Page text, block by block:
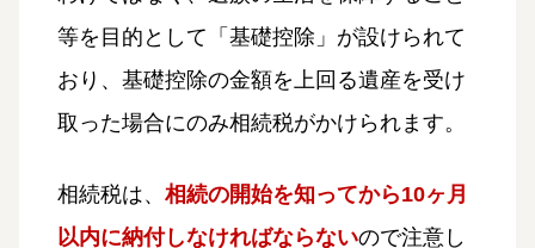
等を目的として「基礎控除」が設けられて
おり、基礎控除の金額を上回る遺産を受け
取った場合にのみ相続税がかけられます。
相続税は、 相続の開始を知ってから10ヶ月
以内に納付しなければならないので注意し